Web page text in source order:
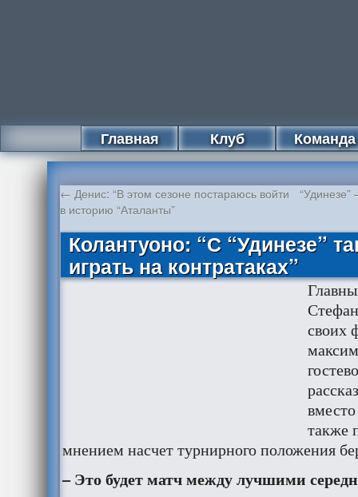
Главная Клуб Команда
← Денис: “В этом сезоне постараюсь войти
в историю “Аталанты”
Колантуоно: “С “Удинезе”
играть на контратаках”
своих
также
мнением насчет турнирного положения
– Это будет матч между лучшими